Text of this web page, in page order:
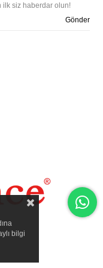
ilk siz haberdar olun!
Gönder
bilgi